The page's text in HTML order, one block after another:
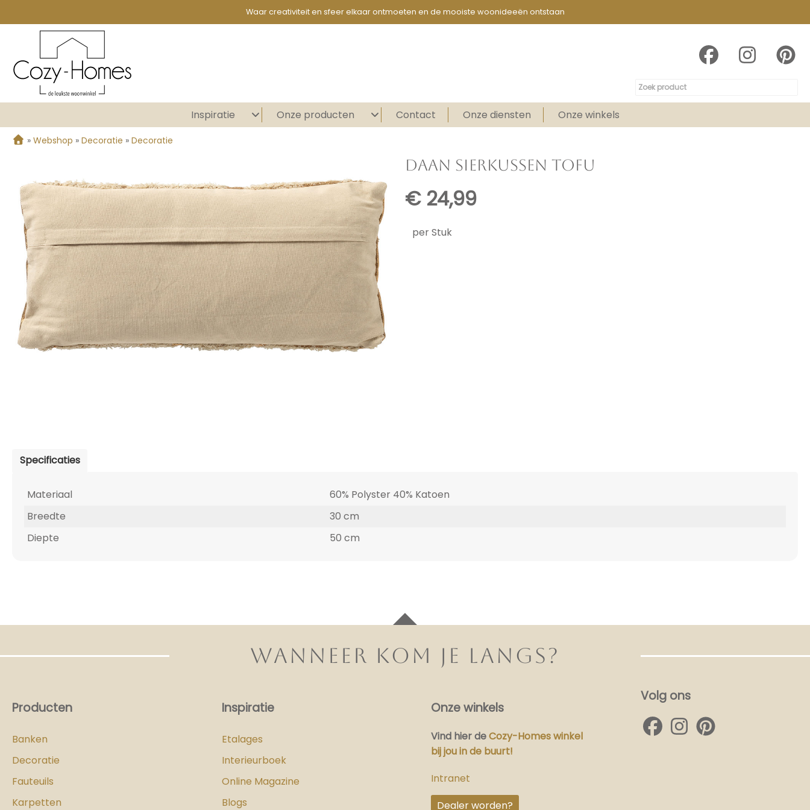
Waar creativiteit en sfeer elkaar ontmoeten en de mooiste woonideeën ontstaan
Inspiratie Onze producten Contact Onze diensten Onze winkels
» Webshop » Decoratie » Decoratie
DAAN SIERKUSSEN TOFU
€ 24,99
per Stuk
Specificaties
Materiaal
60% Polyster 40% Katoen
Breedte
30 cm
Diepte
50 cm
WANNEER KOM JE LANGS?
Producten
Banken
Decoratie
Fauteuils
Karpetten
Inspiratie
Etalages
Interieurboek
Online Magazine
Blogs
Onze winkels
Vind hierdeCozy-Homes winkel
bij jou in de buurt!
Intranet
Dealer worden?
Volg ons